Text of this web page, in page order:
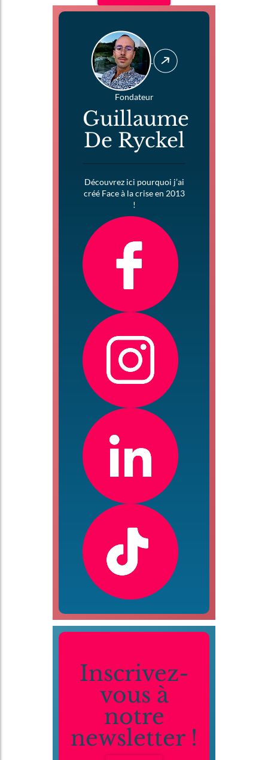
Fondateur
Guillaume
De Ryckel
Découvrez ici pourquoi j’ai
créé Face à la crise en 2013
!
Inscrivez-
vous à
notre
newsletter !